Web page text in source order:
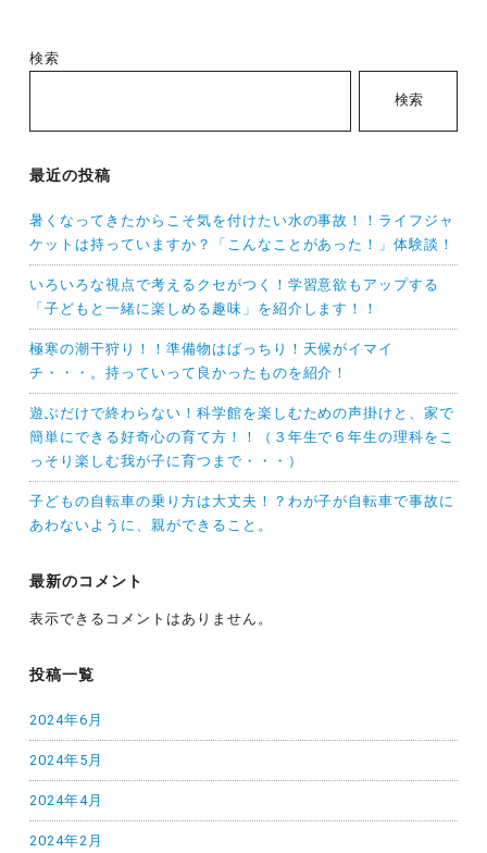
検索
検索
最近の投稿
暑くなってきたからこそ気を付けたい水の事故！！ライフジャ
ケットは持っていますか？「こんなことがあった！」体験談！
いろいろな視点で考えるクセがつく！学習意欲もアップする
「子どもと一緒に楽しめる趣味」を紹介します！！
極寒の潮干狩り！！準備物はばっちり！天候がイマイ
チ・・・。持っていって良かったものを紹介！
遊ぶだけで終わらない！科学館を楽しむための声掛けと、家で
簡単にできる好奇心の育て方！！（３年生で６年生の理科をこ
っそり楽しむ我が子に育つまで・・・）
子どもの自転車の乗り方は大丈夫！？わが子が自転車で事故に
あわないように、親ができること。
最新のコメント
表示できるコメントはありません。
投稿一覧
2024年6月
2024年5月
2024年4月
2024年2月